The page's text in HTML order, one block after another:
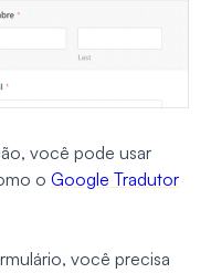
você pode usar
o Google Tradutor
você precisa